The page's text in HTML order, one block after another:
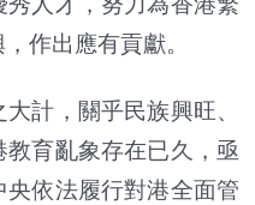
作出應有貢獻。
計，關乎民族興旺、
教育亂象存在已久，亟
依法履行對港全面管